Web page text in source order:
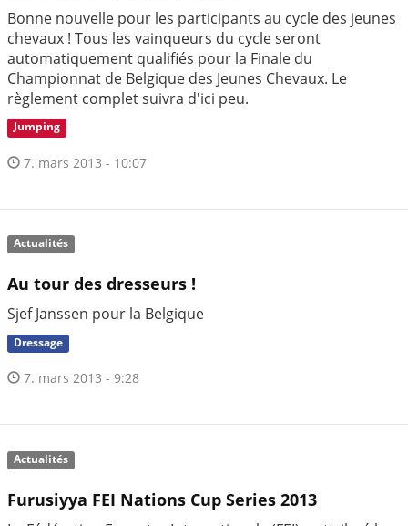
Bonne nouvelle pour les participants au cycle des jeunes
chevaux ! Tous les vainqueurs du cycle seront
automatiquement qualifiés pour la Finale du
Championnat de Belgique des Jeunes Chevaux. Le
règlement complet suivra d'ici peu.
Jumping
7. mars 2013 - 10:07
Actualités
Au tour des dresseurs !
Sjef Janssen pour la Belgique
Dressage
7. mars 2013 - 9:28
Actualités
Furusiyya FEI Nations Cup Series 2013